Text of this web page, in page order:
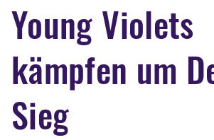
Young Violets
kämpfen um
Sieg